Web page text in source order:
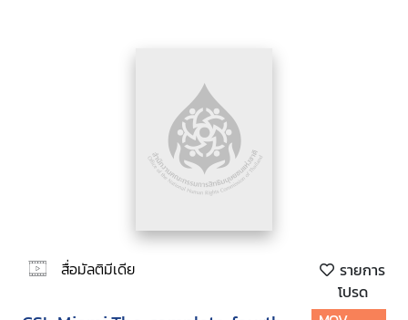
สื่อมัลติมีเดีย
รายการ
โปรด